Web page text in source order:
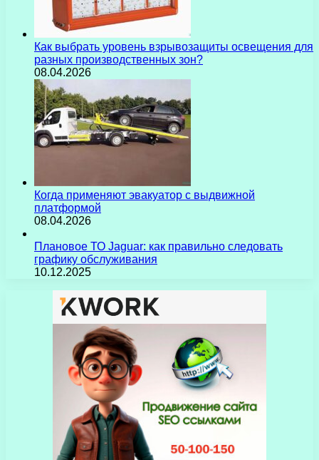
Как выбрать уровень взрывозащиты освещения для
разных производственных зон?
08.04.2026
Когда применяют эвакуатор с выдвижной
платформой
08.04.2026
Плановое ТО Jaguar: как правильно следовать
графику обслуживания
10.12.2025